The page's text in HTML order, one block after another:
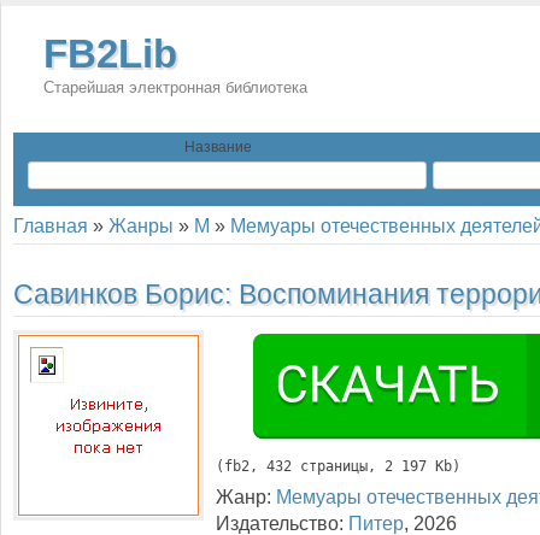
FB2Lib
Старейшая электронная библиотека
Название
Главная » Жанры » М » Мемуары отечественных
Савинков Борис: Воспоминания
( fb2, 432 страницы, 2 197 Kb)
Жанр: Мемуары отечественных
Издательство: Питер, 2026